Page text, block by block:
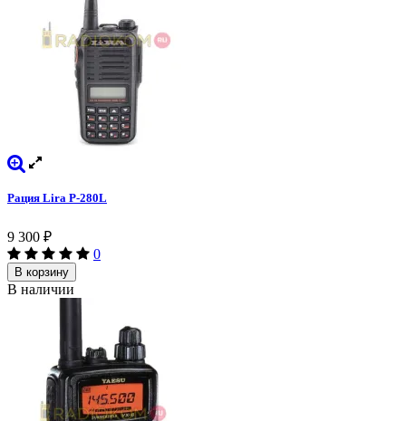
Рация Lira P-280L
9 300 ₽
0
В корзину
В наличии